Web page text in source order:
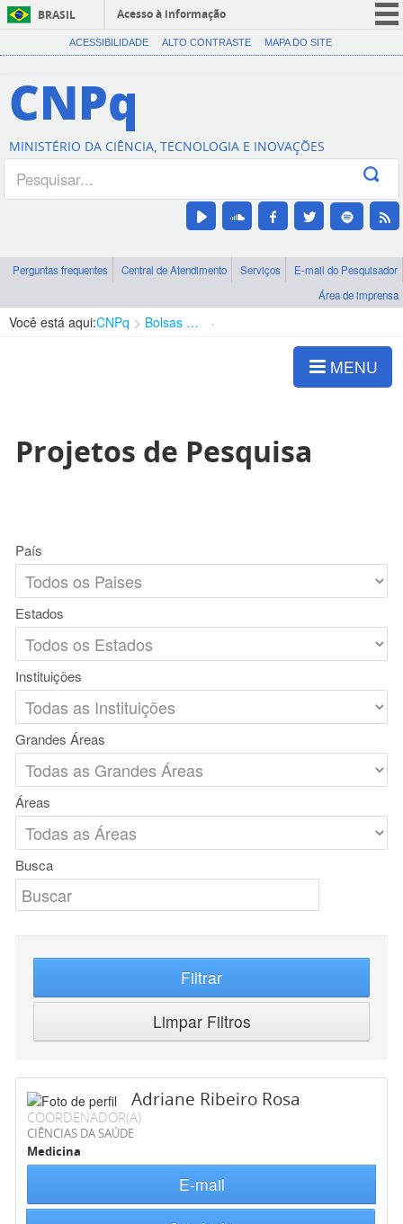
BRASIL
Acesso à informação
CORONAVÍRUS (COVID-19)
Canais
ACESSIBILIDADE ALTO CONTRASTE MAPA DO SITE
CNPq
MINISTÉRIO DA CIÊNCIA, TECNOLOGIA E INOVAÇÕES
Perguntas frequentes Central de Atendimento Serviços
E-mail do Pesquisador
Área de imprensa
Você está aqui:CNPq Bolsas e Auxílios Vigentes
MENU
Projetos de Pesquisa
País
Estados
Instituições
Grandes Áreas
Áreas
Busca
Filtrar
Limpar Filtros
Adriane Ribeiro Rosa
COORDENADOR(A)
CIÊNCIAS DA SAÚDE
Medicina
E-mail